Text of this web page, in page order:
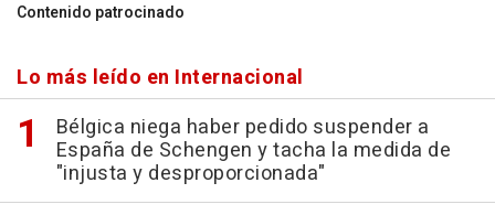
Contenido patrocinado
Lo más leído en Internacional
Bélgica niega haber pedido suspender a
España de Schengen y tacha la medida de
"injusta y desproporcionada"